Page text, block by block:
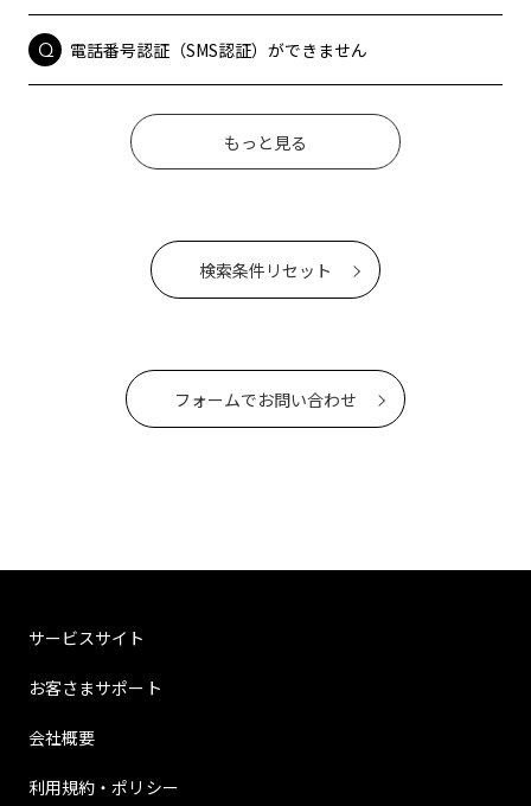
電話番号認証（SMS認証）ができません
もっと見る
検索条件リセット
フォームでお問い合わせ
サービスサイト
お客さまサポート
会社概要
利用規約・ポリシー